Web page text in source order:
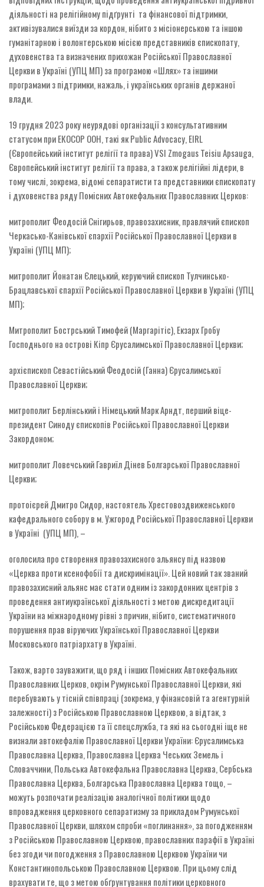
діяльності на релігійному підґрунті та фінансової підтримки,
активізувалися виїзди за кордон, нібито з місіонерською та іншою
гуманітарною і волонтерською місією представників єпископату,
духовенства та визначених прихожан Російської Православної
Церкви в Україні (УПЦ МП) за програмою «Шлях» та іншими
програмами з підтримки, нажаль, і українських органів держаної
влади.
19 грудня 2023 року неурядові організації з консультативним
статусом при ЕКОСОР ООН, такі як Public Advocacy, EIRL
(Європейський інститут релігії та права) VSI Zmogaus Teisiu Apsauga,
Європейський інститут релігії та права, а також релігійні лідери, в
тому числі, зокрема, відомі сепаратисти та представники єпископату
і духовенства ряду Помісних Автокефальних Православних Церков:
митрополит Феодосій Снігирьов, правозахисник, правлячий єпископ
Черкасько-Канівської єпархії Російської Православної Церкви в
Україні (УПЦ МП);
митрополит Йонатан Єлецький, керуючий єпископ Тулчинсько-
Брацлавської єпархії Російської Православної Церкви в Україні (УПЦ
МП);
Митрополит Бострський Тимофей (Маргарітіс), Екзарх Гробу
Господнього на острові Кіпр Єрусалимської Православної Церкви;
архієпископ Севастійський Феодосій (Ганна) Єрусалимської
Православної Церкви;
митрополит Берлінський і Німецький Марк Арндт, перший віце-
президент Синоду єпископів Російської Православної Церкви
Закордоном;
митрополит Ловечський Гавриїл Дінев Болгарської Православної
Церкви;
протоієрей Дмитро Сидор, настоятель Хрестовоздвиженського
кафедрального собору в м. Ужгород Російської Православної Церкви
в Україні (УПЦ МП), –
оголосила про створення правозахисного альянсу під назвою
«Церква проти ксенофобії та дискримінації». Цей новий так званий
правозахисний альянс має стати одним із закордонних центрів з
проведення антиукраїнської діяльності з метою дискредитації
України на міжнародному рівні з причин, нібито, систематичного
порушення прав віруючих Української Православної Церкви
Московського патріархату в Україні.
Також, варто зауважити, що ряд і інших Помісних Автокефальних
Православних Церков, окрім Румунської Православної Церкви, які
перебувають у тісній співпраці (зокрема, у фінансовій та агентурній
залежності) з Російською Православною Церквою, а відтак, з
Російською Федерацією та її спецслужба, та які на сьогодні іще не
визнали автокефалію Православної Церкви України: Єрусалимська
Православна Церква, Православна Церква Чеських Земель і
Словаччини, Польська Автокефальна Православна Церква, Сербська
Православна Церква, Болгарська Православна Церква тощо, –
можуть розпочати реалізацію аналогічної політики щодо
впровадження церковного сепаратизму за прикладом Румунської
Православної Церкви, шляхом спроби «поглинання», за погодженням
з Російською Православною Церквою, православних парафії в Україні
без згоди чи погодження з Православною Церквою України чи
Константинопольською Православною Церквою. При цьому слід
врахувати те, що з метою обґрунтування політики церковного